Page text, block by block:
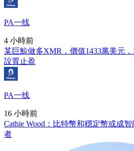
PA一线
4 小時前
某巨鯨做多XMR，價值1433萬美元
設置止盈
PA一线
16 小時前
Cathie Wood：比特幣和穩定幣或成
者